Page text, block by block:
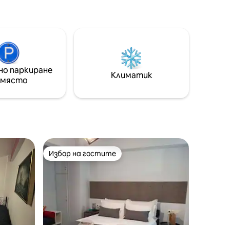
приключения, дейности и екскурзии.
паркиране
място
Климатик
Избор на гостите
Избор на гостите